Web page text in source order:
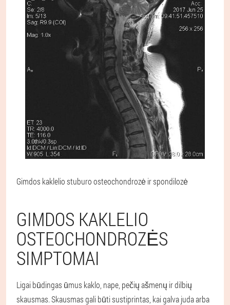
Gimdos kaklelio stuburo osteochondrozė ir spondilozė
GIMDOS KAKLELIO
OSTEOCHONDROZĖS
SIMPTOMAI
Ligai būdingas ūmus kaklo, nape, pečių ašmenų ir dilbių
skausmas. Skausmas gali būti sustiprintas, kai galva juda arba